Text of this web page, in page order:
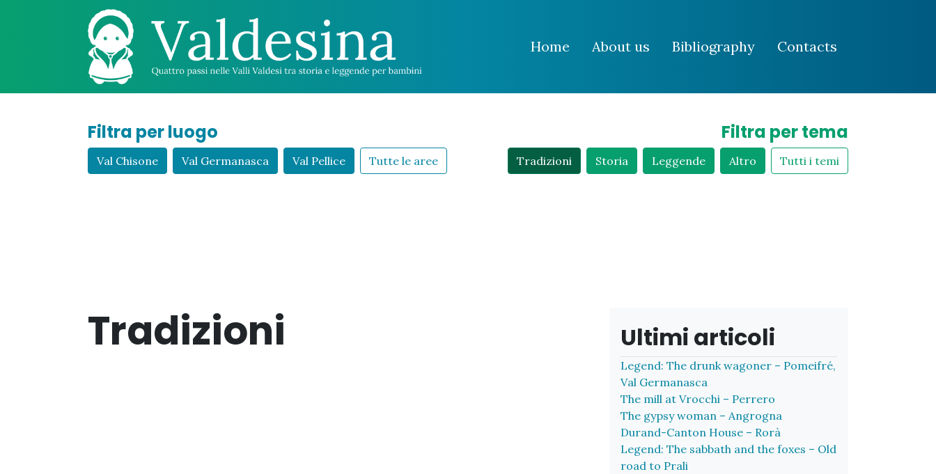
Home About us Bibliography Contacts
Filtra per luogo
Val Chisone Val Germanasca Val Pellice Tutte le aree
Filtra per tema
Tradizioni Storia Leggende Altro Tutti i temi
Tradizioni Ultimi articoli
Legend: The drunk wagoner – Pomeifré,
Val Germanasca
The mill at Vrocchi – Perrero
The gypsy woman – Angrogna
Durand-Canton House – Rorà
Legend: The sabbath and the foxes – Old
road to Prali